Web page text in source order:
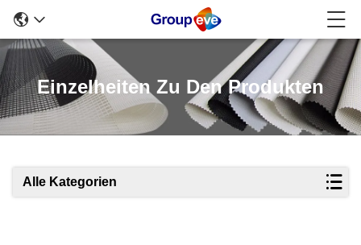
Einzelheiten Zu Den Produkten
Alle Kategorien